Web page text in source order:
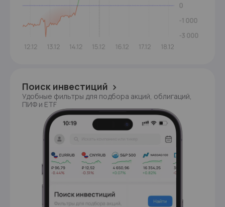
Поиск инвестиций
Удобные фильтры для подбора акций, облигаций,
ПИФ и ETF